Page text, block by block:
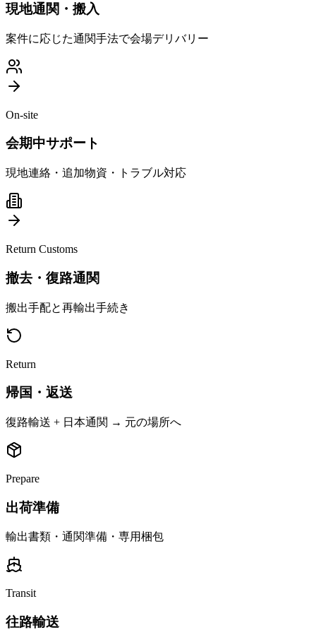
現地通関・搬入
案件に応じた通関手法で会場デリバリー
On-site
会期中サポート
現地連絡・追加物資・トラブル対応
Return Customs
撤去・復路通関
搬出手配と再輸出手続き
Return
帰国・返送
復路輸送 + 日本通関 → 元の場所へ
Prepare
出荷準備
輸出書類・通関準備・専用梱包
Transit
往路輸送